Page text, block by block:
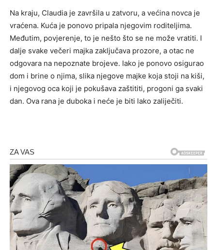
Na kraju, Claudia je završila u zatvoru, a većina novca je
vraćena. Kuća je ponovo pripala njegovim roditeljima.
Međutim, povjerenje, to je nešto što se ne može vratiti. I
dalje svake večeri majka zaključava prozore, a otac ne
odgovara na nepoznate brojeve. Iako je ponovo osigurao
dom i brine o njima, slika njegove majke koja stoji na kiši,
i njegovog oca koji je pokušava zaštititi, progoni ga svaki
dan. Ova rana je duboka i neće je biti lako zaliječiti.